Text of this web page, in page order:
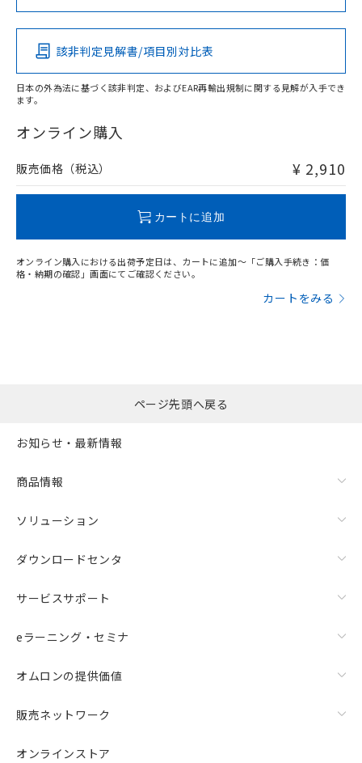
Pb Hg Cd Cr(VI)
O
在庫等で未対応品が混在する可能性があります。
問い合わせください。
この製品の規格認証/適合状況ページへ
その他の認証はこちらのページからご検索ください
該非判定見解書/項目別対比表
日本の外為法に基づく該非判定、およびEAR再輸出規制に関する見解が入手でき
ます。
オンライン購入
販売価格（税込） ¥ 2,910
カートに追加
オンライン購入における出荷予定日は、カートに追加～「ご購入手続き：価
格・納期の確認」画面にてご確認ください。
カートをみる
ページ先頭へ戻る
お知らせ・最新情報
商品情報
ソリューション
ダウンロードセンタ
サービスサポート
eラーニング・セミナ
オムロンの提供価値
販売ネットワーク
オンラインストア